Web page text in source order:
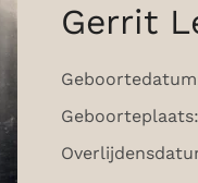
Gerrit